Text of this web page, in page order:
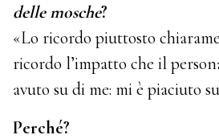
delle mosche?
«Lo ricordo piuttosto
ricordo l’impatto che il
avuto su di me: mi è piaciuto
Perché?